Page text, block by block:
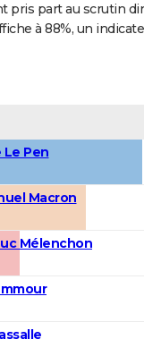
pris part au scrutin
à 88%, un
Le Pen
Macron
Mélenchon